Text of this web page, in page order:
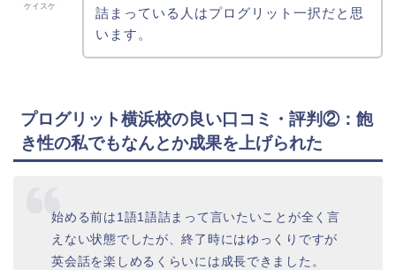
ケイスケ
詰まっている人はプログリット一択だと思
います。
プログリット横浜校の良い口コミ・評判②：飽
き性の私でもなんとか成果を上げられた
始める前は1語1語詰まって言いたいことが全く言
えない状態でしたが、終了時にはゆっくりですが
英会話を楽しめるくらいには成長できました。